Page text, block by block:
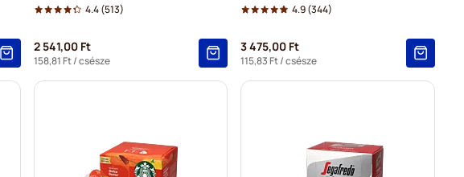
4.4(513)
2 541,00 Ft
158,81 Ft/ csésze
4.9(344)
3 475,00 Ft
115,83 Ft/ csésze